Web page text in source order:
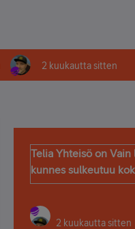
2 kuukautta sitten
Telia Yhteisö on Vain
kunnes sulkeutuu
2 kuukautta sitten